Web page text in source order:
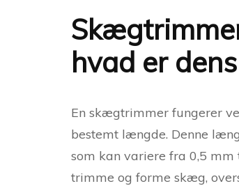
hvad er
En skægtrimmer fungerer
bestemt længde. Denne
som kan variere fra 0,5
trimme og forme skæg,